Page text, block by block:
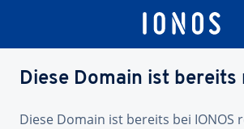
Diese Domain ist
Diese Domain ist bereits bei IONOS